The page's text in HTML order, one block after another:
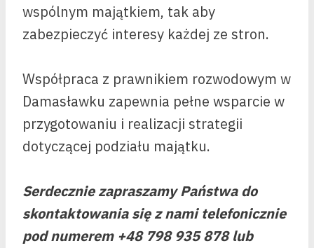
wspólnym majątkiem, tak aby
zabezpieczyć interesy każdej ze stron.
Współpraca z prawnikiem rozwodowym w
Damasławku zapewnia pełne wsparcie w
przygotowaniu i realizacji strategii
dotyczącej podziału majątku.
Serdecznie zapraszamy Państwa do
skontaktowania się z nami telefonicznie
pod numerem +48 798 935 878 lub